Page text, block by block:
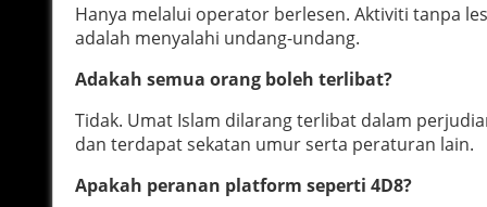
Hanya melalui operator berlesen. Aktiviti tanpa
adalah menyalahi undang-undang.
Adakah semua orang boleh terlibat?
Tidak. Umat Islam dilarang terlibat dalam
dan terdapat sekatan umur serta peraturan lain.
Apakah peranan platform seperti 4D8?